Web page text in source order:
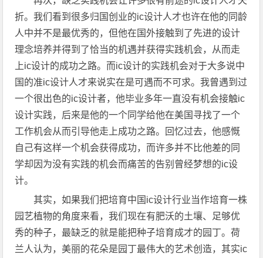
折。我们看到很多归国创业的ic设计人才也许在他的同龄
人中并不是最优秀的，但他在国外接触到了先进的设计
理念培养并得到了恰当的机遇并获得实践机会，从而走
上ic设计的成功之路。而ic设计的实践机会对于大多说中
国的准ic设计人才来说实在是可遇而不可求。我曾遇到过
一个很出色的ic设计者，他毕业多年一直没有机会接触ic
设计实践，后来是他的一个同学给他在美国寻找了一个
工作机会从而引导他走上成功之路。回忆过去，他感慨
自己有这样一个机会获得成功，而许多并不比他差的同
学却因为没有实践的机会而痛苦的告别曾经梦想的ic设
计。
其实，如果我们把培育中国ic设计行业当作培育一株
园艺植物的角度来看，我们现在有肥沃的土壤、足够优
秀的种子，最缺乏的就是能把种子培育成才的园丁。荷
兰人认为，美丽的花朵是园丁最伟大的艺术创造，其实ic